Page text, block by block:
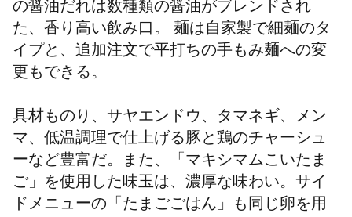
の醤油だれは数種類の醤油がブレンドされ
た、香り高い飲み口。 麺は自家製で細麺のタ
イプと、追加注文で平打ちの手もみ麺への変
更もできる。
具材ものり、サヤエンドウ、タマネギ、メン
マ、低温調理で仕上げる豚と鶏のチャーシュ
ーなど豊富だ。また、「マキシマムこいたま
ご」を使用した味玉は、濃厚な味わい。サイ
ドメニューの「たまごごはん」も同じ卵を用